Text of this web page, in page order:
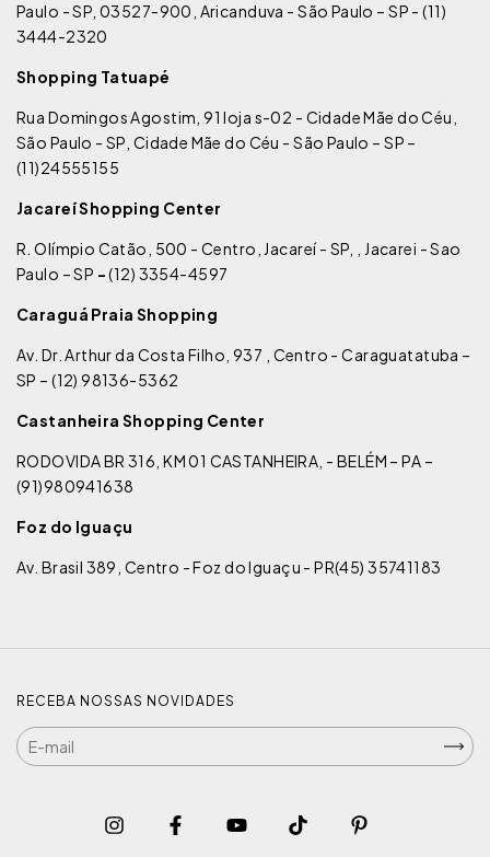
Paulo - SP, 03527-900, Aricanduva - São Paulo – SP - (11)
3444-2320
Shopping Tatuapé
Rua Domingos Agostim, 91 loja s-02 - Cidade Mãe do Céu,
São Paulo - SP, Cidade Mãe do Céu - São Paulo – SP –
(11)24555155
Jacareí Shopping Center
R. Olímpio Catão, 500 - Centro, Jacareí - SP, , Jacarei - Sao
Paulo – SP -(12) 3354-4597
Caraguá Praia Shopping
Av. Dr. Arthur da Costa Filho, 937 , Centro - Caraguatatuba –
SP – (12) 98136-5362
Castanheira Shopping Center
RODOVIDA BR 316, KM 01 CASTANHEIRA, - BELÉM – PA –
(91)980941638
Foz do Iguaçu
Av. Brasil 389, Centro - Foz do Iguaçu - PR(45) 35741183
RECEBA NOSSAS NOVIDADES